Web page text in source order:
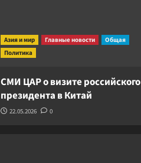
Азия и мир Главные новости
Общая
Политика
СМИ ЦАР о визите российского
президента в Китай
22.05.2026 0